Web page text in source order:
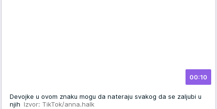
00:10
Devojke u ovom znaku mogu da nateraju svakog da se zaljubi u
njih Izvor: TikTok/anna.halk